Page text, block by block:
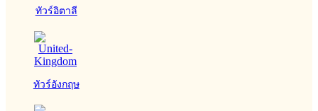
ทัวร์อิตาลี
ทัวร์อังกฤษ